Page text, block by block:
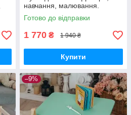
навчання, малювання.
Готово до відправки
1 770 ₴ 1 940 ₴
Купити
–9%